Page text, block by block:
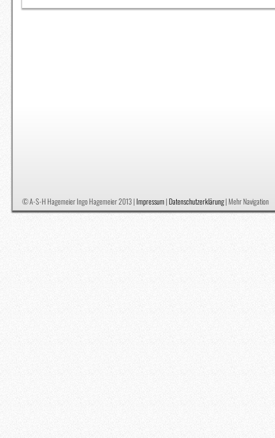
© A-S-H Hagemeier Ingo Hagemeier 2013 |Impressum|Datenschutzerklärung|Mehr Navigation